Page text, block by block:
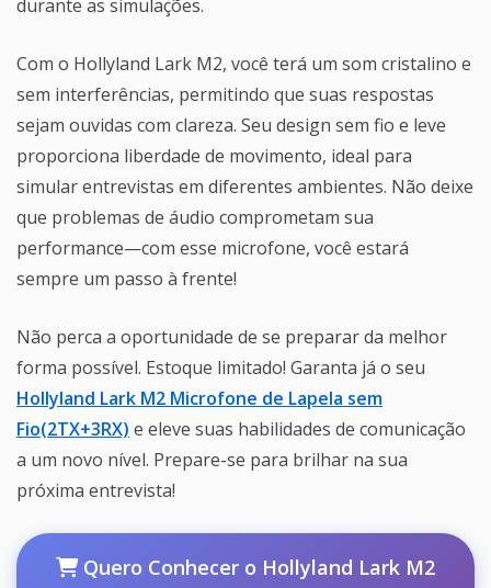
durante as simulações.
Com o Hollyland Lark M2, você terá um som cristalino e
sem interferências, permitindo que suas respostas
sejam ouvidas com clareza. Seu design sem fio e leve
proporciona liberdade de movimento, ideal para
simular entrevistas em diferentes ambientes. Não deixe
que problemas de áudio comprometam sua
performance—com esse microfone, você estará
sempre um passo à frente!
Não perca a oportunidade de se preparar da melhor
forma possível. Estoque limitado! Garanta já o seu
Hollyland Lark M2 Microfone de Lapela sem
Fio(2TX+3RX) e eleve suas habilidades de comunicação
a um novo nível. Prepare-se para brilhar na sua
próxima entrevista!
Quero Conhecer o Hollyland Lark M2